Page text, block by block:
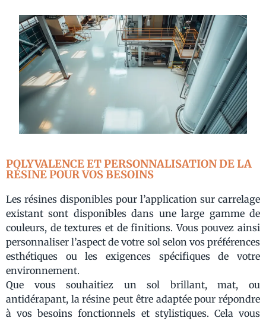
POLYVALENCE ET PERSONNALISATION DE LA
RÉSINE POUR VOS BESOINS
Les résines disponibles pour l’application sur carrelage
existant sont disponibles dans une large gamme de
couleurs, de textures et de finitions. Vous pouvez ainsi
personnaliser l’aspect de votre sol selon vos préférences
esthétiques ou les exigences spécifiques de votre
environnement.
Que vous souhaitiez un sol brillant, mat, ou
antidérapant, la résine peut être adaptée pour répondre
à vos besoins fonctionnels et stylistiques. Cela vous